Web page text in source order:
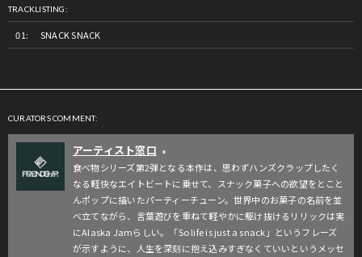
TRACKLISTING:
SNACK SNACK
CURATORS COMMENT:
アーティスト窓口 »
食べ物シリーズ第2弾となる本作は、思わずハンズクラップしたく
なる軽快なエイトビートに乗せて、スナック菓子への欲望をとこと
んポップに描いたパーティーチューン。世界中のお菓子の名前を並
べ立てながら、言葉遊びを重ねて軽やかに駆け抜けるリリックは実
にAlaska Jamらしい。「So life is just a snack」というフレーズ
が示すように、人生を深刻に抱え込みすぎなくていいというメッセ